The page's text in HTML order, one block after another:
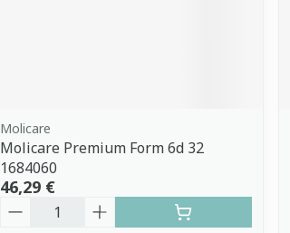
Molicare
Molicare Premium Form 6d 32
1684060
46,29 €
Quantité